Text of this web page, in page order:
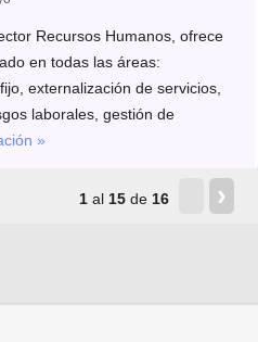
Recursos Humanos, ofrece
en todas las áreas:
externalización de servicios,
laborales, gestión de
»
1 al 15 de 16 ›